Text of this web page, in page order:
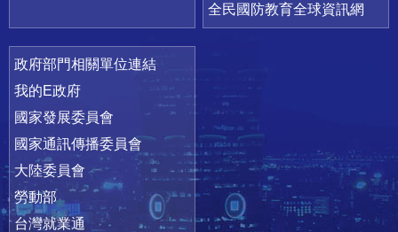
全民國防教育全球資訊網
政府部門相關單位連結
我的E政府
國家發展委員會
國家通訊傳播委員會
大陸委員會
勞動部
台灣就業通